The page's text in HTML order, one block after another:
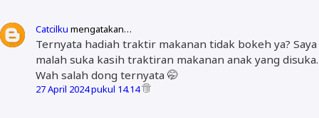
Catcilku mengatakan…
Ternyata hadiah traktir makanan tidak bokeh ya? Saya
malah suka kasih traktiran makanan anak yang disuka.
Wah salah dong ternyata 🤭
27 April 2024 pukul 14.14